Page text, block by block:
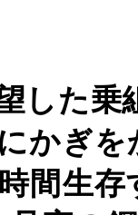
した乗
かぎ
間生